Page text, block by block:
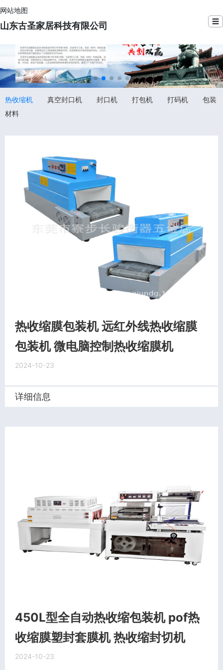
网站地图
山东古圣家居科技有限公司 ☰
热收缩机 真空封口机 封口机 打包机 打码机
包装
材料
热收缩膜包装机 远红外线热收缩膜
包装机 微电脑控制热收缩膜机
2024-10-23
详细信息
450L型全自动热收缩包装机 pof热
收缩膜塑封套膜机 热收缩封切机
2024-10-23